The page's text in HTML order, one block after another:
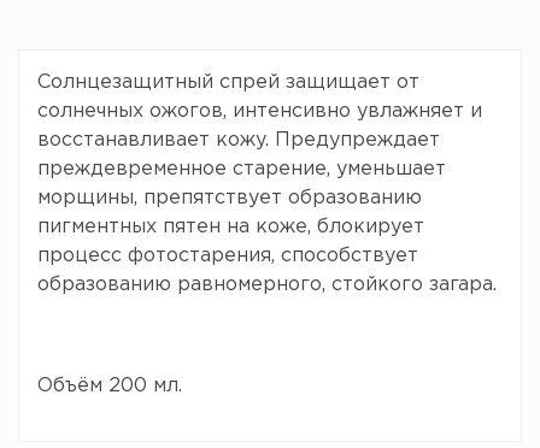
Солнцезащитный спрей защищает от
солнечных ожогов, интенсивно увлажняет и
восстанавливает кожу. Предупреждает
преждевременное старение, уменьшает
морщины, препятствует образованию
пигментных пятен на коже, блокирует
процесс фотостарения, способствует
образованию равномерного, стойкого загара.
Объём 200 мл.